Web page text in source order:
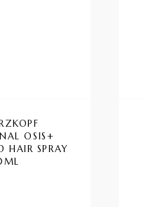
OSIS+
HAIR SPRAY